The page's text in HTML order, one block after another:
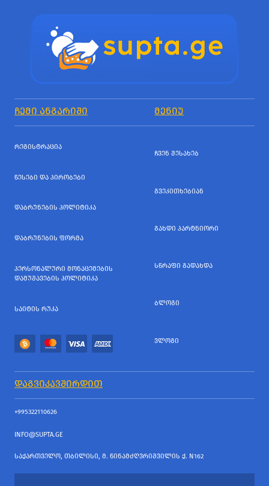
ᲩᲔᲛᲘ ᲐᲜᲒᲐᲠᲘᲨᲘ ᲛᲔᲜᲘᲣ
ᲠᲔᲒᲘᲡᲢᲠᲐᲪᲘᲐ
ᲬᲔᲡᲔᲑᲘ ᲓᲐ ᲞᲘᲠᲝᲑᲔᲑᲘ
ᲓᲐᲑᲠᲣᲜᲔᲑᲘᲡ ᲞᲝᲚᲘᲢᲘᲙᲐ
ᲓᲐᲑᲠᲣᲜᲔᲑᲘᲡ ᲤᲝᲠᲛᲐ
ᲞᲔᲠᲡᲝᲜᲐᲚᲣᲠᲘ ᲛᲝᲜᲐᲪᲔᲛᲔᲑᲘᲡ
ᲓᲐᲛᲣᲨᲐᲕᲔᲑᲘᲡ ᲞᲝᲚᲘᲢᲘᲙᲐ
ᲡᲐᲘᲢᲘᲡ ᲠᲣᲙᲐ
ᲩᲕᲔᲜ ᲨᲔᲡᲐᲮᲔᲑ
ᲒᲕᲔᲙᲘᲗᲮᲔᲑᲘᲐᲜ
ᲒᲐᲮᲓᲘ ᲞᲐᲠᲢᲜᲘᲝᲠᲘ
ᲡᲬᲠᲐᲤᲘ ᲒᲐᲓᲐᲮᲓᲐ
ᲑᲚᲝᲒᲘ
ᲕᲚᲝᲒᲘ
ᲓᲐᲒᲕᲘᲙᲐᲕᲨᲘᲠᲓᲘᲗ
+995322110626
INFO@SUPTA.GE
ᲡᲐᲥᲐᲠᲗᲕᲔᲚᲝ, ᲗᲑᲘᲚᲘᲡᲘ, Მ. ᲬᲘᲜᲐᲛᲫᲦᲕᲠᲘᲨᲕᲘᲚᲘᲡ Ქ. N162